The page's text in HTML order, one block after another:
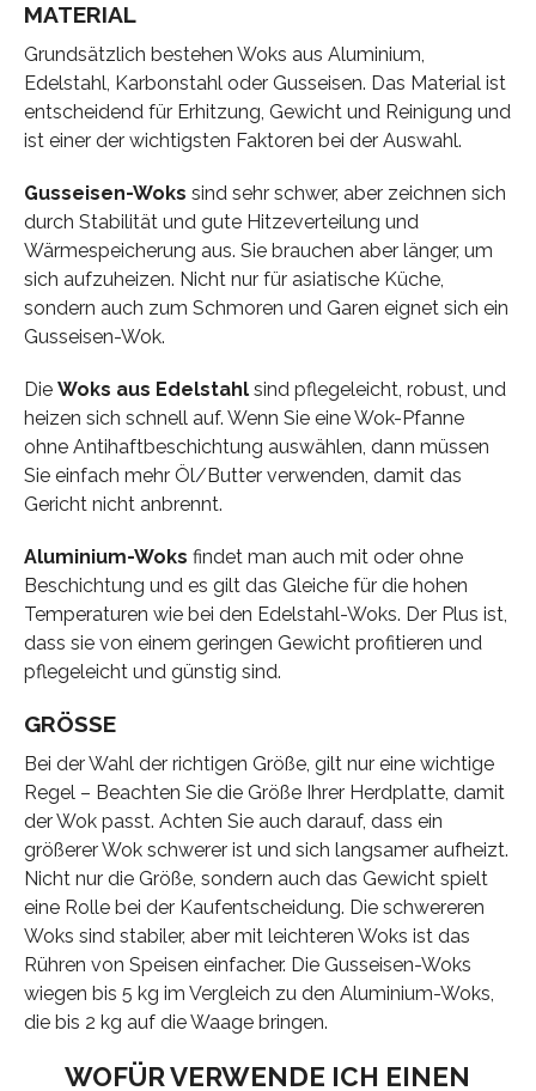
MATERIAL
Grundsätzlich bestehen Woks aus Aluminium,
Edelstahl, Karbonstahl oder Gusseisen. Das Material ist
entscheidend für Erhitzung, Gewicht und Reinigung und
ist einer der wichtigsten Faktoren bei der Auswahl.
Gusseisen-Woks sind sehr schwer, aber zeichnen sich
durch Stabilität und gute Hitzeverteilung und
Wärmespeicherung aus. Sie brauchen aber länger, um
sich aufzuheizen. Nicht nur für asiatische Küche,
sondern auch zum Schmoren und Garen eignet sich ein
Gusseisen-Wok.
Die Woks aus Edelstahlsind pflegeleicht, robust, und
heizen sich schnell auf. Wenn Sie eine Wok-Pfanne
ohne Antihaftbeschichtung auswählen, dann müssen
Sie einfach mehr Öl/Butter verwenden, damit das
Gericht nicht anbrennt.
Aluminium-Woks findet man auch mit oder ohne
Beschichtung und es gilt das Gleiche für die hohen
Temperaturen wie bei den Edelstahl-Woks. Der Plus ist,
dass sie von einem geringen Gewicht profitieren und
pflegeleicht und günstig sind.
GRÖSSE
Bei der Wahl der richtigen Größe, gilt nur eine wichtige
Regel – Beachten Sie die Größe Ihrer Herdplatte, damit
der Wok passt. Achten Sie auch darauf, dass ein
größerer Wok schwerer ist und sich langsamer aufheizt.
Nicht nur die Größe, sondern auch das Gewicht spielt
eine Rolle bei der Kaufentscheidung. Die schwereren
Woks sind stabiler, aber mit leichteren Woks ist das
Rühren von Speisen einfacher. Die Gusseisen-Woks
wiegen bis 5 kg im Vergleich zu den Aluminium-Woks,
die bis 2 kg auf die Waage bringen.
WOFÜR VERWENDE ICH EINEN